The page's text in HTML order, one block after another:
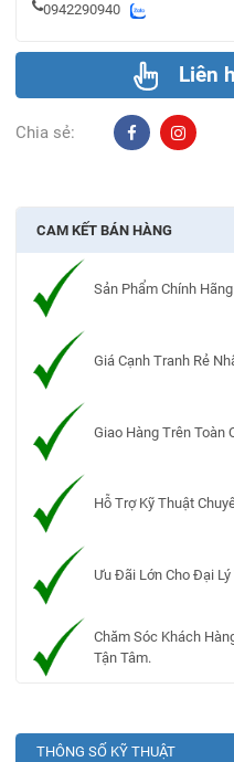
0942290940
Liên
Chia sẻ:
CAM KẾT BÁN HÀNG
Sản Phẩm Chính
Giá Cạnh Tranh Rẻ
Giao Hàng Trên Toàn
Hỗ Trợ Kỹ Thuật
Ưu Đãi Lớn Cho Đại Lý
Chăm Sóc Khách
Tận Tâm.
THÔNG SỐ KỸ THUẬT